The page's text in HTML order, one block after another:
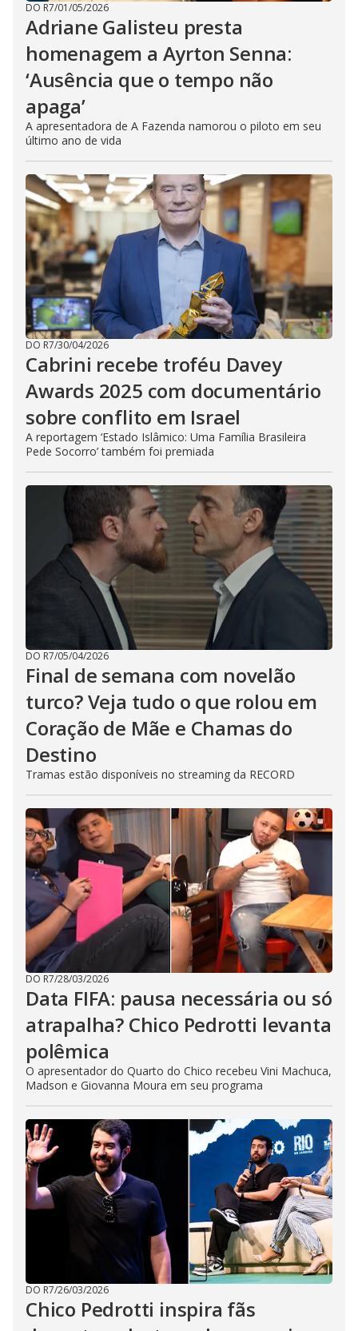
DO R7/01/05/2026
Adriane Galisteu presta
homenagem a Ayrton Senna:
‘Ausência que o tempo não
apaga’
A apresentadora de A Fazenda namorou o piloto em seu
último ano de vida
DO R7/30/04/2026
Cabrini recebe troféu Davey
Awards 2025 com documentário
sobre conflito em Israel
A reportagem ‘Estado Islâmico: Uma Família Brasileira
Pede Socorro’ também foi premiada
DO R7/05/04/2026
Final de semana com novelão
turco? Veja tudo o que rolou em
Coração de Mãe e Chamas do
Destino
Tramas estão disponíveis no streaming da RECORD
DO R7/28/03/2026
Data FIFA: pausa necessária ou só
atrapalha? Chico Pedrotti levanta
polêmica
O apresentador do Quarto do Chico recebeu Vini Machuca,
Madson e Giovanna Moura em seu programa
DO R7/26/03/2026
Chico Pedrotti inspira fãs